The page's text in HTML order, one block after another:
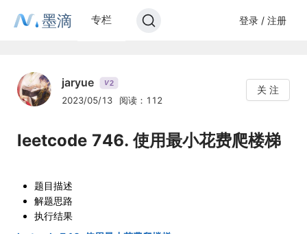
墨滴 专栏 登录 / 注册
jaryue V2
2023/05/13 阅读：112
关 注
leetcode 746. 使用最小花费爬楼梯
题目描述
解题思路
执行结果